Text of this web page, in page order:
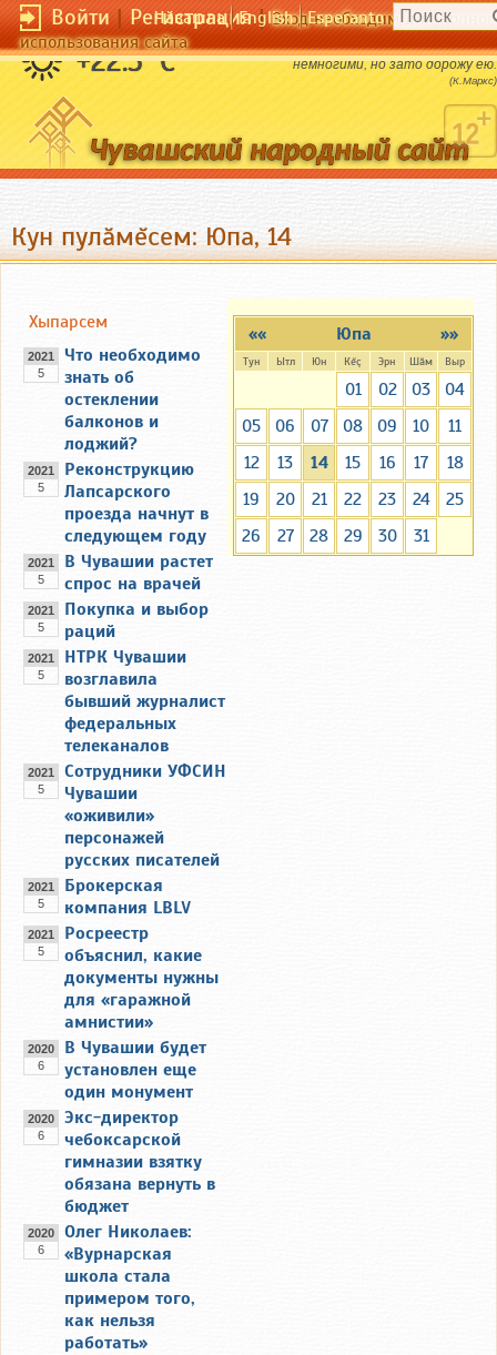
Войти|Регистрация|Вход необходим для
использования сайта
Чӑвашла English Esperanto
+22.5 °C
Я вступаю в дружбу лишь с очень
немногими, но зато дорожу ею.
(К.Маркс)
Кун пулăмĕсем: Юпа, 14
»»
«« Юпа
Тун Ытл Юн Кĕç Эрн Шăм Выр
01 02 03
04
05
06 07 08 09 10
11
12
13 14 15 16 17
18
19
20 21 22 23 24
25
26
27 28 29 30 31
Хыпарсем
2021
5
Что необходимо
знать об
остеклении
балконов и
лоджий?
2021
5
Реконструкцию
Лапсарского
проезда начнут в
следующем году
2021
5
В Чувашии растет
спрос на врачей
2021
5
Покупка и выбор
раций
2021
5
НТРК Чувашии
возглавила
бывший журналист
федеральных
телеканалов
2021
5
Сотрудники УФСИН
Чувашии
«оживили»
персонажей
русских писателей
2021
5
Брокерская
компания LBLV
2021
5
Росреестр
объяснил, какие
документы нужны
для «гаражной
амнистии»
2020
6
В Чувашии будет
установлен еще
один монумент
2020
6
Экс-директор
чебоксарской
гимназии взятку
обязана вернуть в
бюджет
2020
6
Олег Николаев:
«Вурнарская
школа стала
примером того,
как нельзя
работать»